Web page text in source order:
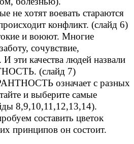
не хотят воевать стараются
конфликт. (слайд 6)
и воюют. Многие
сочувствие,
И эти качества людей назвали
(слайд 7)
означает с разных
и выберите самые
8,9,10,11,12,13,14).
составить цветок
принципов он состоит.